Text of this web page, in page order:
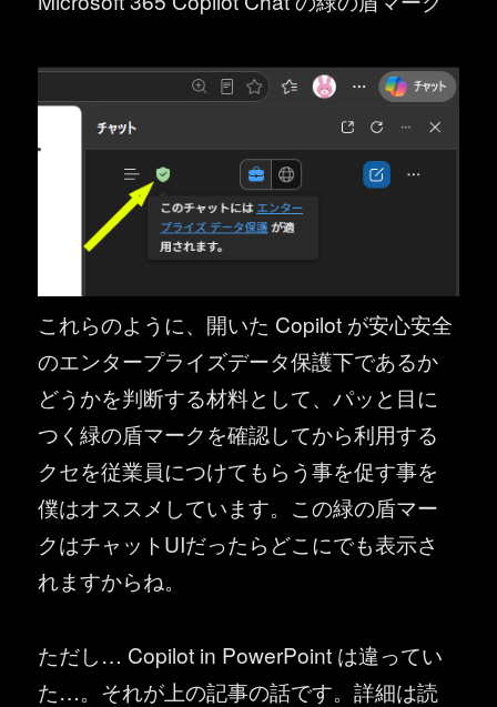
これらのように、開いた Copilot が安心安全
のエンタープライズデータ保護下であるか
どうかを判断する材料として、パッと目に
つく緑の盾マークを確認してから利用する
クセを従業員につけてもらう事を促す事を
僕はオススメしています。この緑の盾マー
クはチャットUIだったらどこにでも表示さ
れますからね。
ただし… Copilot in PowerPoint は違ってい
た…。それが上の記事の話です。詳細は読